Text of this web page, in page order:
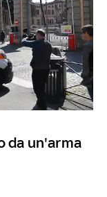
da un'arma